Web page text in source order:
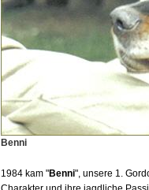
Benni
1984 kam "Benni", unsere 1.